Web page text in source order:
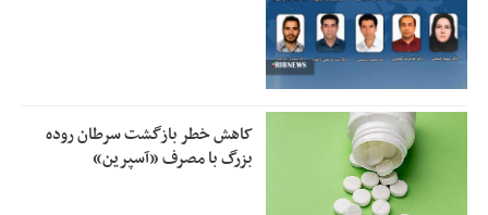
کاهش خطر بازگشت سرطان روده
بزرگ با مصرف «آسپرین»